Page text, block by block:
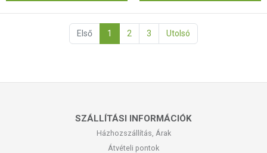
Első 1 2 3 Utolsó
SZÁLLÍTÁSI INFORMÁCIÓK
Házhozszállítás, Árak
Átvételi pontok